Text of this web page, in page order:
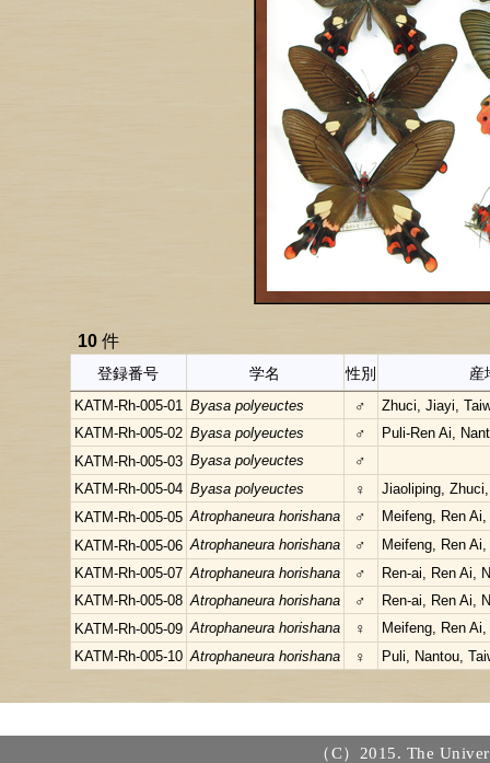
10 件
登録番号 学名 性別 産
KATM-Rh-005-01 Byasa polyeuctes ♂
Zhuci, Jiayi,
KATM-Rh-005-02 Byasa polyeuctes ♂
Puli-Ren Ai,
KATM-Rh-005-03 Byasa polyeuctes ♂
KATM-Rh-005-04 Byasa polyeuctes ♀
Jiaoliping,
KATM-Rh-005-05 Atrophaneura horishana ♂
Meifeng, Ren
KATM-Rh-005-06 Atrophaneura horishana ♂
Meifeng, Ren
KATM-Rh-005-07 Atrophaneura horishana ♂
Ren-ai, Ren Ai,
KATM-Rh-005-08 Atrophaneura horishana ♂
Ren-ai, Ren Ai,
KATM-Rh-005-09 Atrophaneura horishana ♀
Meifeng, Ren
KATM-Rh-005-10 Atrophaneura horishana ♀ Puli, Nantou,
（C）2015. The